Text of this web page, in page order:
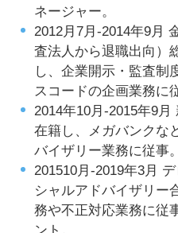
ネージャー。
2012月7月-2014年9月
査法人から退職出向）
し、企業開示・監査制
スコードの企画業務に
2014年10月-2015年9
在籍し、メガバンクな
バイザリー業務に従事
201510月-2019年3月
シャルアドバイザリー
務や不正対応業務に従